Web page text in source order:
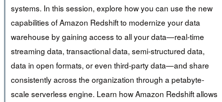
systems. In this session, explore how you can use the new
capabilities of Amazon Redshift to modernize your data
warehouse by gaining access to all your data—real-time
streaming data, transactional data, semi-structured data,
data in open formats, or even third-party data—and share
consistently across the organization through a petabyte-
scale serverless engine. Learn how Amazon Redshift allows